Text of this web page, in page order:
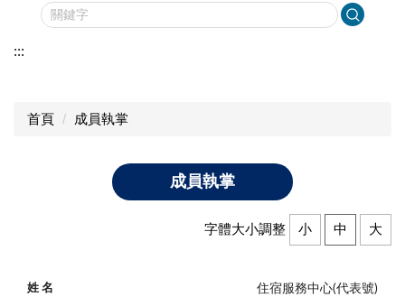
:::
首頁 成員執掌
成員執掌
字體大小調整 小 中 大
住宿服務中心(代表號)